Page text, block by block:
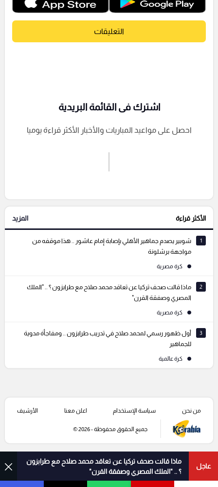
التعليقات
إرسال تعليق
التعليقات السابقة
اشترك فى القائمة البريدية
احصل على مواعيد المباريات والأخبار الأكثر قراءة يوميا
الأكثر قراءة المزيد
1
شوبير يصدم جماهير الأهلي بإصابة إمام عاشور .. هذا موقفه من
مواجهة برشلونة
كرة مصرية
2
ماذا قالت صحف تركيا عن تعاقد محمد صلاح مع طرابزون ؟ .. "الملك
المصري وصفقة القرن"
كرة مصرية
3
أول ظهور رسمي لمحمد صلاح في تدريب طرابزون .. ومفاجأة مدوية
للجماهير
كرة عالمية
عاجل
ماذا قالت صحف تركيا عن تعاقد محمد صلاح مع طرابزون
؟ .. "الملك المصري وصفقة القرن"
من نحن سياسة الإستخدام اعلن معنا الأرشيف
جميع الحقوق محفوظة - 2026 ©